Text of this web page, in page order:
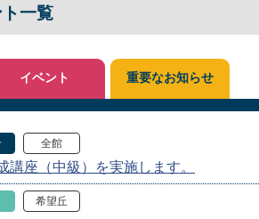
一覧
全館
講座（中級）を実施します。
希望丘
イベント 重要なお知らせ